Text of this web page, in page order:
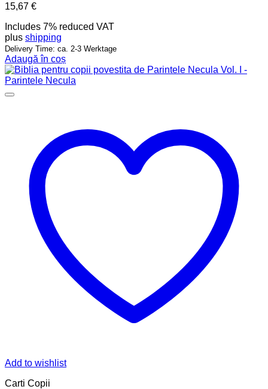
15,67 €
Includes 7% reduced VAT
plus shipping
Delivery Time: ca. 2-3 Werktage
Adaugă în coș
Add to wishlist
Carti Copii